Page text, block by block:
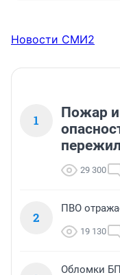
Новости СМИ2
1
Пожар
29 300
2
ПВО
19 130
Обломки